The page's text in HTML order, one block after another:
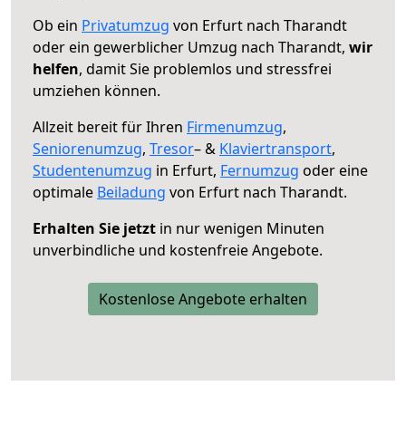
Ob ein Privatumzug von Erfurt nach Tharandt
oder ein gewerblicher Umzug nach Tharandt, wir
helfen, damit Sie problemlos und stressfrei
umziehen können.
Allzeit bereit für Ihren Firmenumzug,
Seniorenumzug, Tresor– & Klaviertransport,
Studentenumzug in Erfurt, Fernumzug oder eine
optimale Beiladung von Erfurt nach Tharandt.
Erhalten Sie jetzt in nur wenigen Minuten
unverbindliche und kostenfreie Angebote.
Kostenlose Angebote erhalten